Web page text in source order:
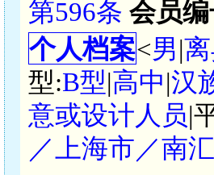
第596条 会员
个人档案<男|
型:B型|高中|汉
意或设计人员|
／上海市／南